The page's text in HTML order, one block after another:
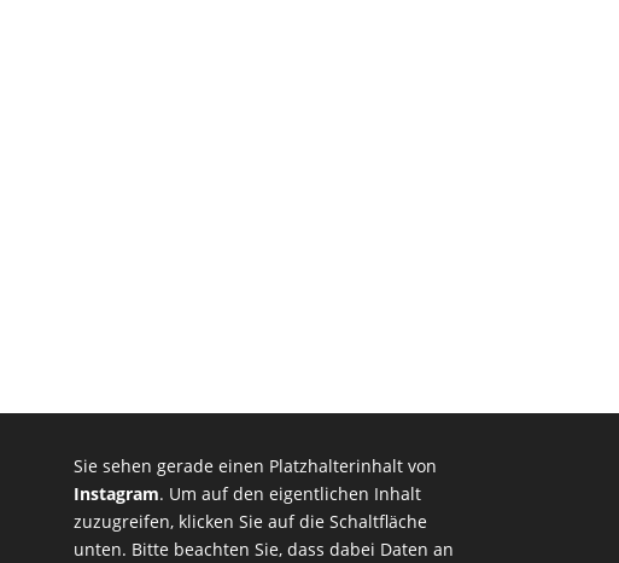
Sie sehen gerade einen Platzhalterinhalt von
Instagram. Um auf den eigentlichen Inhalt
zuzugreifen, klicken Sie auf die Schaltfläche
unten. Bitte beachten Sie, dass dabei Daten an